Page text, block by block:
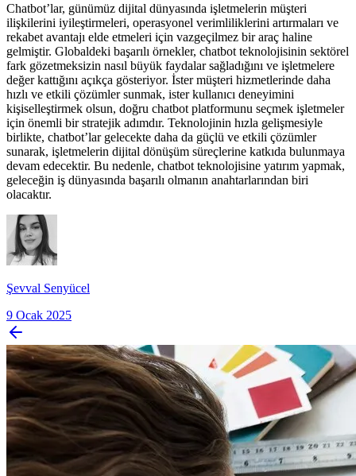
Chatbot’lar, günümüz dijital dünyasında işletmelerin müşteri
ilişkilerini iyileştirmeleri, operasyonel verimliliklerini artırmaları ve
rekabet avantajı elde etmeleri için vazgeçilmez bir araç haline
gelmiştir. Globaldeki başarılı örnekler, chatbot teknolojisinin sektörel
fark gözetmeksizin nasıl büyük faydalar sağladığını ve işletmelere
değer kattığını açıkça gösteriyor. İster müşteri hizmetlerinde daha
hızlı ve etkili çözümler sunmak, ister kullanıcı deneyimini
kişiselleştirmek olsun, doğru chatbot platformunu seçmek işletmeler
için önemli bir stratejik adımdır. Teknolojinin hızla gelişmesiyle
birlikte, chatbot’lar gelecekte daha da güçlü ve etkili çözümler
sunarak, işletmelerin dijital dönüşüm süreçlerine katkıda bulunmaya
devam edecektir. Bu nedenle, chatbot teknolojisine yatırım yapmak,
geleceğin iş dünyasında başarılı olmanın anahtarlarından biri
olacaktır.
Şevval Senyücel
9 Ocak 2025